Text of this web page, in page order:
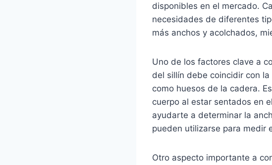
disponibles en el mercado.
necesidades de diferentes
más anchos y acolchados,
Uno de los factores clave a
del sillín debe coincidir con
como huesos de la cadera.
cuerpo al estar sentados en
ayudarte a determinar la
pueden utilizarse para medir
Otro aspecto importante a